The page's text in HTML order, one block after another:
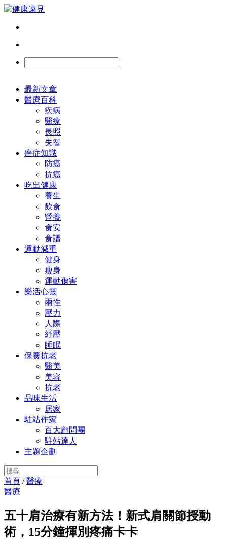
最新文章
醫療百科
疾病
醫療
長照
失智
癌症知識
防癌
抗癌
吃出健康
養生
飲食
營養
食安
食譜
運動減重
健身
瘦身
運動傷害
樂活心靈
兩性
壓力
人際
紓壓
睡眠
保養抗老
醫美
美容
抗老
品味生活
居家
駐站作家
百大顧問團
駐站達人
主題企劃
首頁 /醫療
醫療
五十肩治療有新方法！新式肩關節授動
術，15分鐘揮別疼痛卡卡